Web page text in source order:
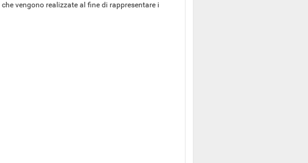
vengono realizzate al fine di rappresentare i